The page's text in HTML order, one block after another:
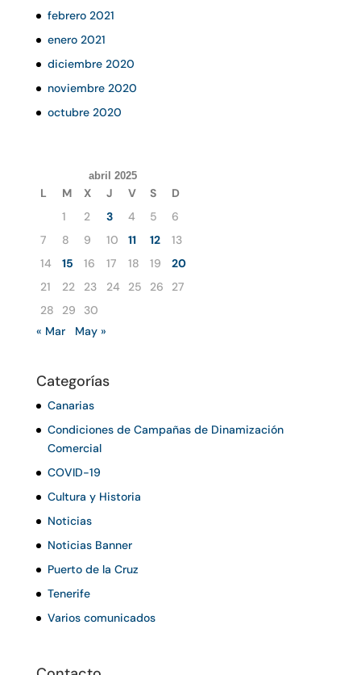
febrero 2021
enero 2021
diciembre 2020
noviembre 2020
octubre 2020
abril 2025
L M X J V S
D
1
2 3 4 5
6
7
8 9 10 11 12
13
14
15 16 17 18 19
20
21
22 23 24 25 26
27
28
29
30
« Mar
May »
Categorías
Canarias
Condiciones de Campañas de Dinamización
Comercial
COVID-19
Cultura y Historia
Noticias
Noticias Banner
Puerto de la Cruz
Tenerife
Varios comunicados